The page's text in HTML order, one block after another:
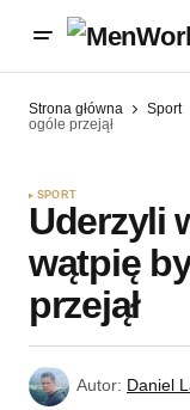
Strona główna Sport
ogóle przejął
SPORT
Uderzyli
wątpię
przejął
Autor: Daniel